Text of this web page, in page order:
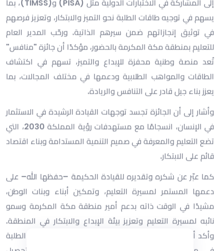
والمعلمات، وكذلك اللجان المنظمة، نظير جهودهم في إنجاح
الجائزة.
وفي ختام كلمته، حثّ الطلبة على مواصلة السعي نحو التميز،
مؤكدًا أن الوطن يعوّل عليهم في بناء مستقبله، داعيًا إياهم إلى
أن يكونوا نماذج مضيئة في العطاء والإبداع. من جانبهم، عبّر
الطلبة المكرمون في كلمة لهم عن فخرهم واعتزازهم بهذا
بمنطقة مكة المكرمة على دعمها المتواصل، مؤكدين عزمهم
على مواصلة التميز لخدمة الوطن. يُذكر أن التكريم شمل سبع
مسارات رئيسة، هي: الاختبارات المعيارية، والتحصيل المعرفي،
والعمل التطوعي، والابتكار والموهبة العلمية (فرع الابتكار وفرع
الموهبة العلمية)، ومهارات المستقبل وريادة الأعمال (فرع
مهارات المستقبل وفرع ريادة الأعمال).